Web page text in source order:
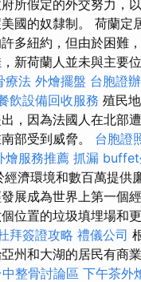
所假定的外交努力，
國的奴隸制。 荷蘭定
多紐約，但由於困難
新荷蘭人並未與主要
療法 外燴擺盤 台胞證
飲設備回收服務 殖民
，因為法國人在北部
部受到威脅。 台胞證
燴服務推薦 抓漏 buffet
濟環境和數百萬提供
展成為世界上第一個
位置的垃圾填埋場和
拜簽證攻略 禮儀公司
州和大湖的居民有商
中整骨討論區 下午茶外